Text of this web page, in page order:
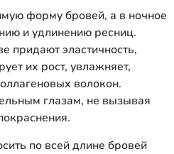
форму бровей, а в ночное
и удлинению ресниц.
придают эластичность,
их рост, увлажняет,
волокон.
глазам, не вызывая
по всей длине бровей